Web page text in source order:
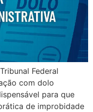
Federal
com dolo
para que
de improbidade